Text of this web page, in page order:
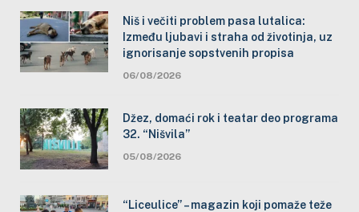
Niš i večiti problem pasa lutalica:
Između ljubavi i straha od životinja, uz
ignorisanje sopstvenih propisa
06/08/2026
Džez, domaći rok i teatar deo programa
32. “Nišvila”
05/08/2026
“Liceulice” – magazin koji pomaže teže